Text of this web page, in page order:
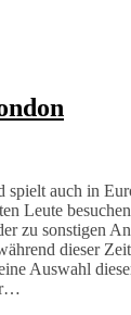
auch in
Leute
zu sonstigen
dieser
Auswahl